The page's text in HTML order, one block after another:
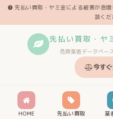
先払い買取・ヤミ金による被害が急
談くだ
先払い買取・ヤ
危険業者データベー
今す
HOME 先払い買取 業